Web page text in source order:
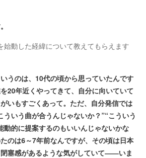
動した経緯について教えてもらえます
うのは、10代の頃から思っていたんです
20年近くやってきて、自分に向いていて
いもすごくあって。ただ、自分発信では
ういう曲が合うんじゃないか？”“こういう
動的に提案するのもいいんじゃないかな
のは6～7年前なんですが、その頃は日本
塞感があるような気がしていて――いま